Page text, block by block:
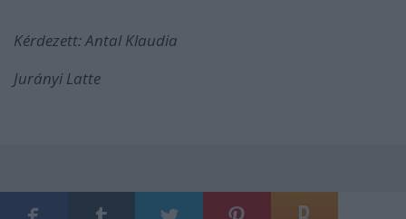
Kérdezett: Antal Klaudia
Jurányi Latte